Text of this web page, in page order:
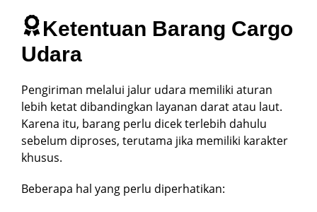
Ketentuan Barang Cargo
Udara
Pengiriman melalui jalur udara memiliki aturan
lebih ketat dibandingkan layanan darat atau laut.
Karena itu, barang perlu dicek terlebih dahulu
sebelum diproses, terutama jika memiliki karakter
khusus.
Beberapa hal yang perlu diperhatikan: